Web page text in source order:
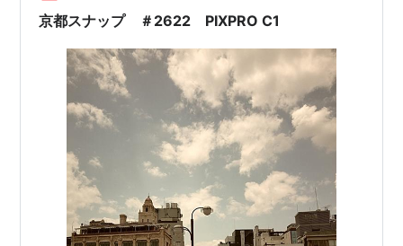
京都スナップ ＃2622 PIXPRO C1